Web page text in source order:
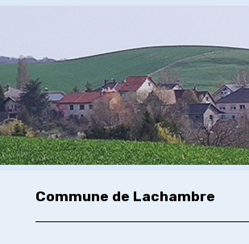
Commune de Lachambre